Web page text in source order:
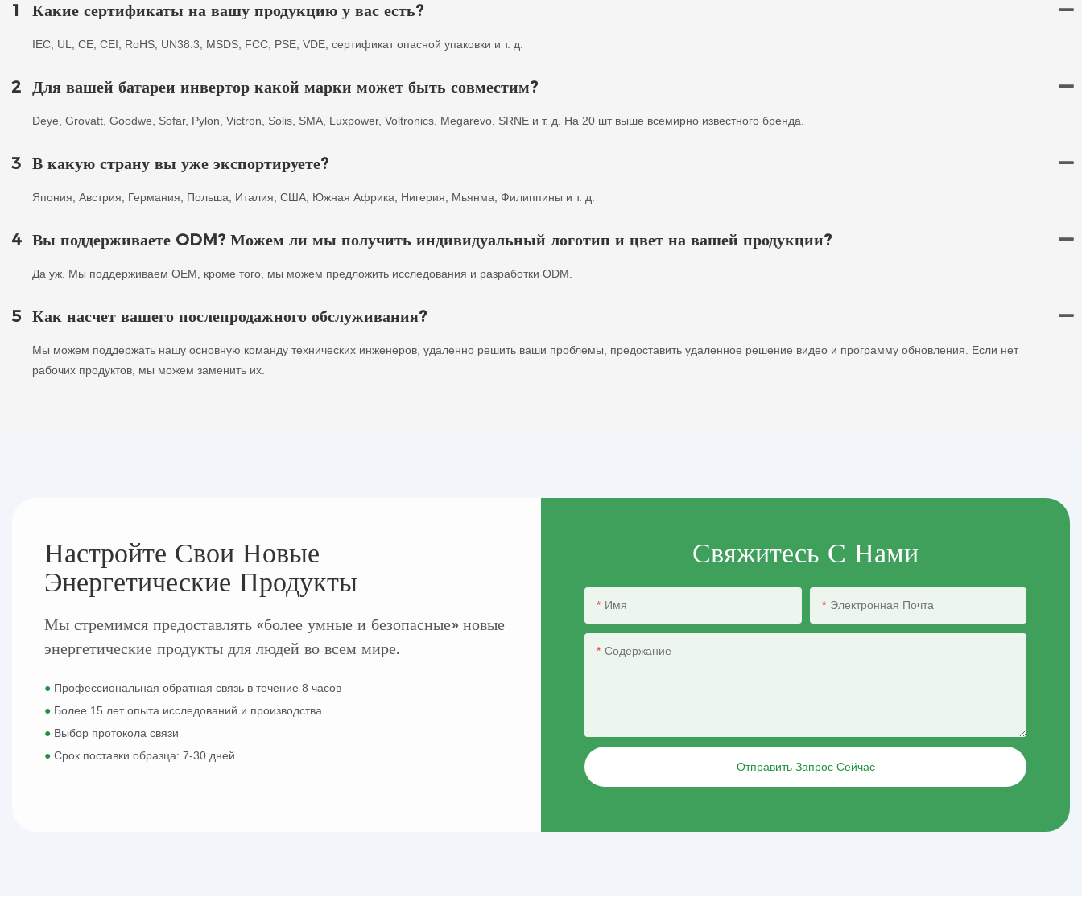
1 Какие сертификаты на вашу продукцию у вас есть?
IEC, UL, CE, CEI, RoHS, UN38.3, MSDS, FCC, PSE, VDE, сертификат опасной упаковки и т. д.
2 Для вашей батареи инвертор какой марки может быть совместим?
Deye, Grovatt, Goodwe, Sofar, Pylon, Victron, Solis, SMA, Luxpower, Voltronics, Megarevo, SRNE и т. д. На 20 шт выше всемирно известного бренда.
3 В какую страну вы уже экспортируете?
Япония, Австрия, Германия, Польша, Италия, США, Южная Африка, Нигерия, Мьянма, Филиппины и т. д.
4 Вы поддерживаете ODM? Можем ли мы получить индивидуальный логотип и цвет на вашей продукции?
Да уж. Мы поддерживаем OEM, кроме того, мы можем предложить исследования и разработки ODM.
5 Как насчет вашего послепродажного обслуживания?
Мы можем поддержать нашу основную команду технических инженеров, удаленно решить ваши проблемы, предоставить удаленное решение видео и программу обновления. Если нет
рабочих продуктов, мы можем заменить их.
Настройте Свои Новые
Энергетические Продукты
Мы стремимся предоставлять «более умные и безопасные» новые
энергетические продукты для людей во всем мире.
● Профессиональная обратная связь в течение 8 часов
● Более 15 лет опыта исследований и производства.
● Выбор протокола связи
●Срок поставки образца: 7-30 дней
Свяжитесь С Нами
Имя Электронная Почта
Содержание
Отправить Запрос Сейчас